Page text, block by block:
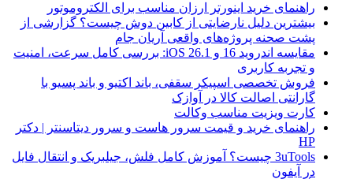
راهنمای خرید اینورتر ارزان مناسب برای الکتروموتور
بیشترین دلیل نارضایتی از کابین دوش چیست؟ گزارشی از
پشت صحنه پروژه‌های واقعی آریان جام
مقایسه اندروید 16 و iOS 26.1: بررسی کامل سرعت، امنیت
و تجربه کاربری
فروش تخصصی اسپیکر سقفی، باند اکتیو و باند پسیو با
گارانتی اصالت کالا در آوازک
کارت ویزیت مناسب وکالت
راهنمای خرید و قیمت سرور هاست و سرور دیتاسنتر | دکتر
HP
3uTools چیست؟ آموزش کامل فلش، جیلبریک و انتقال فایل
در آیفون